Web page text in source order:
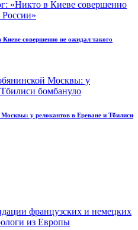
совершенно не ожидал такого
у релокантов в Ереване и Тбилиси